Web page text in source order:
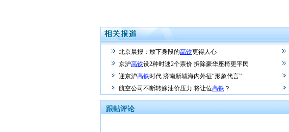
北京晨报：放下身段的高铁更得人心
京沪高铁设2种时速2个票价 拆除豪华座椅更平民
迎京沪高铁时代 济南新城海内外征“形象代言”
航空公司不断转嫁油价压力 将让位高铁 ？
跟帖评论